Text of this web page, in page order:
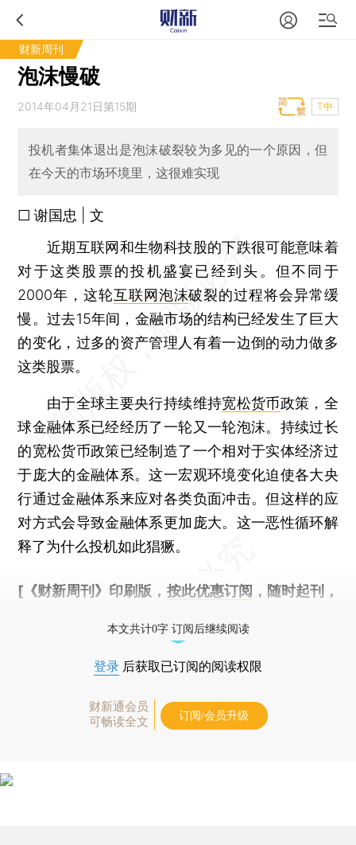
财新周刊
泡沫慢破
2014年04月21日第15期 T中
投机者集体退出是泡沫破裂较为多见的一个原因，但
在今天的市场环境里，这很难实现
□ 谢国忠 | 文
近期互联网和生物科技股的下跌很可能意味着
对于这类股票的投机盛宴已经到头。但不同于
2000年，这轮互联网泡沫破裂的过程将会异常缓
慢。过去15年间，金融市场的结构已经发生了巨大
的变化，过多的资产管理人有着一边倒的动力做多
这类股票。
由于全球主要央行持续维持宽松货币政策，全
球金融体系已经经历了一轮又一轮泡沫。持续过长
的宽松货币政策已经制造了一个相对于实体经济过
于庞大的金融体系。这一宏观环境变化迫使各大央
行通过金融体系来应对各类负面冲击。但这样的应
对方式会导致金融体系更加庞大。这一恶性循环解
释了为什么投机如此猖獗。
[《财新周刊》印刷版， 按此优惠订阅 ，随时起刊，
本文共计0字 订阅后继续阅读
登录 后获取已订阅的阅读权限
财新通会员
可畅读全文
订阅/会员升级